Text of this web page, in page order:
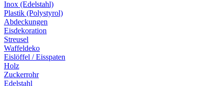
Inox (Edelstahl)
Plastik (Polystyrol)
Abdeckungen
Eisdekoration
Streusel
Waffeldeko
Eislöffel / Eisspaten
Holz
Zuckerrohr
Edelstahl